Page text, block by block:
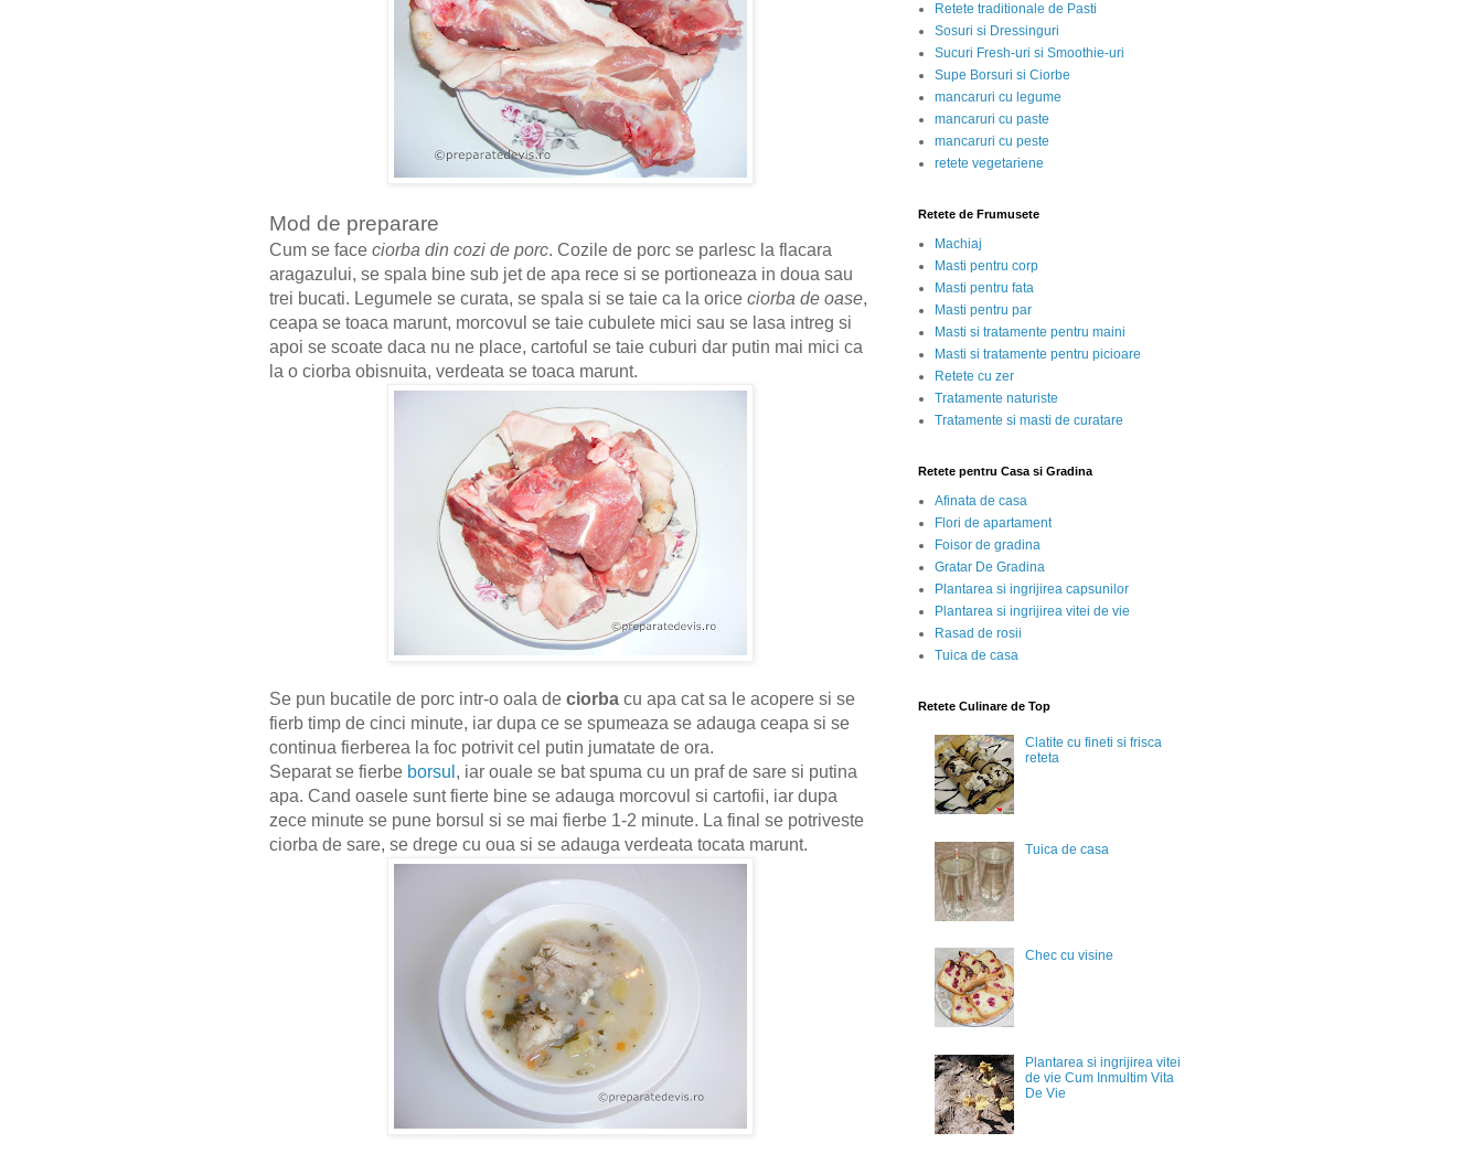
Mod de preparare
Cum se face ciorba din cozi de porc. Cozile de porc se parlesc la flacara
aragazului, se spala bine sub jet de apa rece si se portioneaza in doua sau
trei bucati. Legumele se curata, se spala si se taie ca la orice ciorba de oase,
ceapa se toaca marunt, morcovul se taie cubulete mici sau se lasa intreg si
apoi se scoate daca nu ne place, cartoful se taie cuburi dar putin mai mici ca
la o ciorba obisnuita, verdeata se toaca marunt.
Se pun bucatile de porc intr-o oala de ciorba cu apa cat sa le acopere si se
fierb timp de cinci minute, iar dupa ce se spumeaza se adauga ceapa si se
continua fierberea la foc potrivit cel putin jumatate de ora.
Separat se fierbe borsul , iar ouale se bat spuma cu un praf de sare si putina
apa. Cand oasele sunt fierte bine se adauga morcovul si cartofii, iar dupa
zece minute se pune borsul si se mai fierbe 1-2 minute. La final se potriveste
ciorba de sare, se drege cu oua si se adauga verdeata tocata marunt.
Retete traditionale de Pasti
Sosuri si Dressinguri
Sucuri Fresh-uri si Smoothie-uri
Supe Borsuri si Ciorbe
mancaruri cu legume
mancaruri cu paste
mancaruri cu peste
retete vegetariene
Retete de Frumusete
Machiaj
Masti pentru corp
Masti pentru fata
Masti pentru par
Masti si tratamente pentru maini
Masti si tratamente pentru picioare
Retete cu zer
Tratamente naturiste
Tratamente si masti de curatare
Retete pentru Casa si Gradina
Afinata de casa
Flori de apartament
Foisor de gradina
Gratar De Gradina
Plantarea si ingrijirea capsunilor
Plantarea si ingrijirea vitei de vie
Rasad de rosii
Tuica de casa
Retete Culinare de Top
Clatite cu fineti si frisca
reteta
Tuica de casa
Chec cu visine
Plantarea si ingrijirea vitei
de vie Cum Inmultim Vita
De Vie